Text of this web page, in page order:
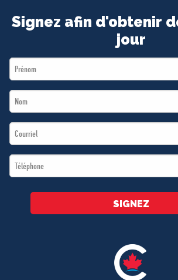
Signez afin d'obtenir
jour
First
Name
Last
Name
Email
*
Téléphone
*
SIGNEZ